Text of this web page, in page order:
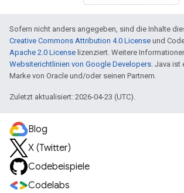
Sofern nicht anders angegeben, sind die Inhalte
Creative Commons Attribution 4.0 License und
Apache 2.0 License lizenziert. Weitere
Websiterichtlinien von Google Developers. Java ist
Marke von Oracle und/oder seinen Partnern.
Zuletzt aktualisiert: 2026-04-23 (UTC).
Blog
X (Twitter)
Codebeispiele
Codelabs